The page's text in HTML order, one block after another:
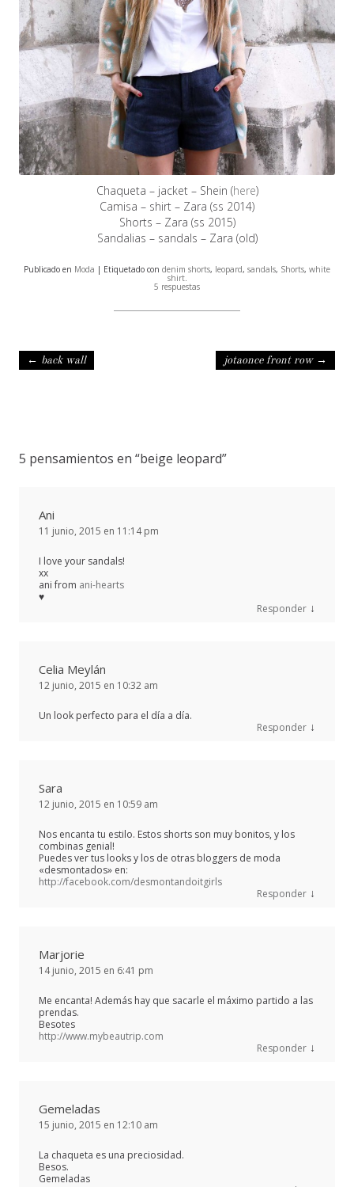
Chaqueta – jacket – Shein (here)
Camisa – shirt – Zara (ss 2014)
Shorts – Zara (ss 2015)
Sandalias – sandals – Zara (old)
Publicado en Moda | Etiquetado con denim shorts, leopard, sandals, Shorts, white
shirt.
5 respuestas
Navegación de entradas
← back wall jotaonce front row →
5 pensamientos en “beige leopard”
Ani
11 junio, 2015 en 11:14 pm
I love your sandals!
xx
ani from ani-hearts
♥
Responder ↓
Celia Meylán
12 junio, 2015 en 10:32 am
Un look perfecto para el día a día.
Responder ↓
Sara
12 junio, 2015 en 10:59 am
Nos encanta tu estilo. Estos shorts son muy bonitos, y los
combinas genial!
Puedes ver tus looks y los de otras bloggers de moda
«desmontados» en:
http://facebook.com/desmontandoitgirls
Responder ↓
Marjorie
14 junio, 2015 en 6:41 pm
Me encanta! Además hay que sacarle el máximo partido a las
prendas.
Besotes
http://www.mybeautrip.com
Responder ↓
Gemeladas
15 junio, 2015 en 12:10 am
La chaqueta es una preciosidad.
Besos.
Gemeladas